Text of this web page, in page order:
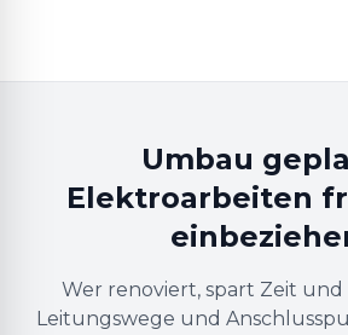
Umbau
Elektroarbeiten
Wer renoviert, spart Zeit und
Leitungswege und